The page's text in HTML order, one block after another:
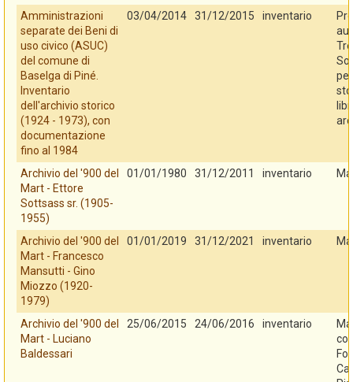
Amministrazioni
separate dei Beni di
uso civico (ASUC)
del comune di
Baselga di Piné.
Inventario
dell'archivio storico
(1924 - 1973), con
documentazione
fino al 1984
03/04/2014 31/12/2015 inventario
Archivio del '900 del
Mart - Ettore
Sottsass sr. (1905-
1955)
01/01/1980 31/12/2011 inventario
Archivio del '900 del
Mart - Francesco
Mansutti - Gino
Miozzo (1920-
1979)
01/01/2019 31/12/2021 inventario
Archivio del '900 del
Mart - Luciano
Baldessari
25/06/2015 24/06/2016 inventario